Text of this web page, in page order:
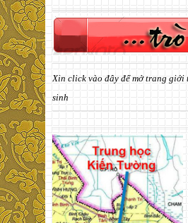
Xin click vào đây để mở trang giới
sinh